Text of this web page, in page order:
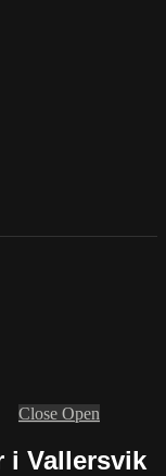
Close Open
i Vallersvik